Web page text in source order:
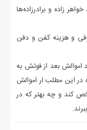
زاده و برادرزاده‌ها
و هزینه کفن و دفن
اموالش بعد از فوتش به
این مطلب ار اموالش
کند و چه بهتر که در